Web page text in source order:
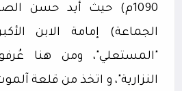
1090م) حيث أيد حسن
الجماعة) إمامة الابن
"المستعلي"، ومن هنا
النزارية"، و اتخذ من قلعة